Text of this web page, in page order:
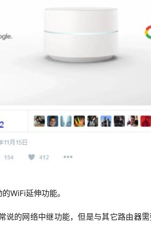
WiFi延伸功能。
说的网络中继功能，但是与其它路由器